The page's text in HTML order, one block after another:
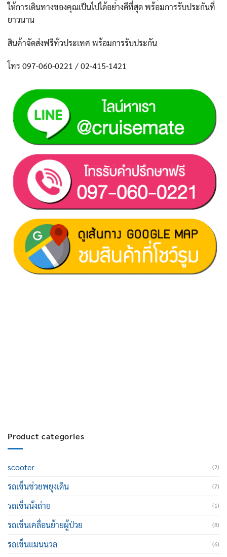
ให้การเดินทางของคุณเป็นไปได้อย่างดีที่สุด พร้อมการรับประกันที่
ยาวนาน
สินค้าจัดส่งฟรีทั่วประเทศ พร้อมการรับประกัน
โทร 097-060-0221 / 02-415-1421
Product categories
scooter (2)
รถเข็นช่วยพยุงเดิน (7)
รถเข็นนั่งถ่าย (1)
รถเข็นเคลื่อนย้ายผู้ป่วย (8)
รถเข็นแมนนวล (6)